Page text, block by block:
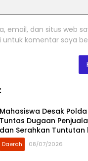
email, dan situs web
untuk komentar saya
Mahasiswa Desak
Tuntas Dugaan
dan Serahkan Tuntutan
Demokrat Sumut
Daerah 08/07/2026